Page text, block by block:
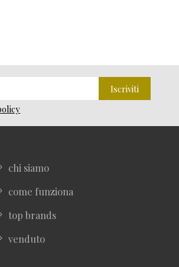
Iscriviti
chi siamo
come funziona
top brands
venduto